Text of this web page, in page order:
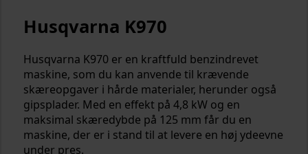
Husqvarna K970
Husqvarna K970 er en kraftfuld benzindrevet
maskine, som du kan anvende til krævende
skæreopgaver i hårde materialer, herunder også
gipsplader. Med en effekt på 4,8 kW og en
maksimal skæredybde på 125 mm får du en
maskine, der er i stand til at levere en høj ydeevne
under pres.